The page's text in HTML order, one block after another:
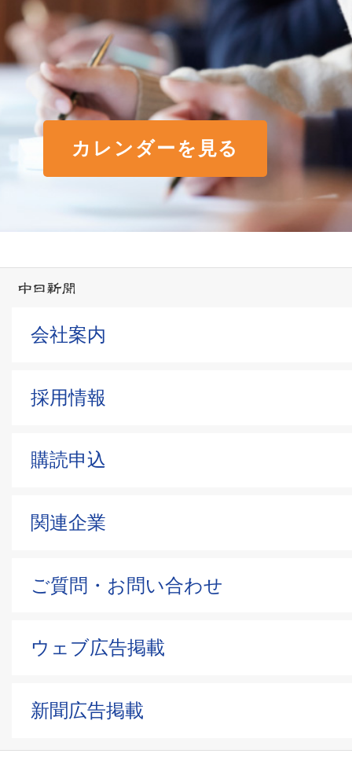
カレンダーを見る
会社案内
採用情報
購読申込
関連企業
ご質問・お問い合わせ
ウェブ広告掲載
新聞広告掲載